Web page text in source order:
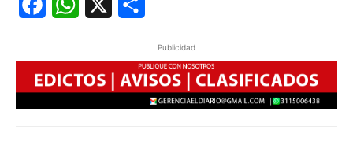
FacebookWhatsApp
Publicidad